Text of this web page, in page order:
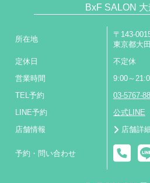
BxF SALON
所在地
〒143-
東京都大
定休日 不定休
営業時間 9:00～
TEL予約 03-5767-
LINE予約 公式LINE
店舗情報 店舗詳
予約・問い合わせ